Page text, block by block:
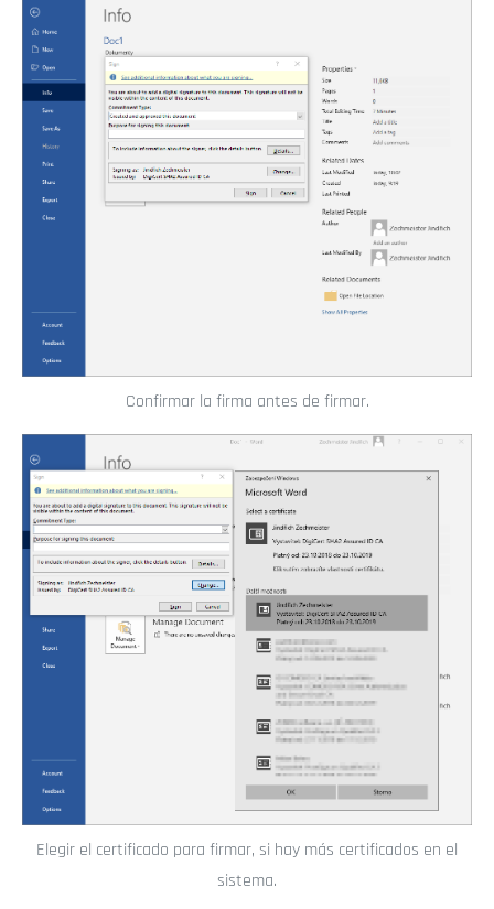
Confirmar la firma antes de firmar.
Elegir el certificado para firmar, si hay más certificados en el
sistema.